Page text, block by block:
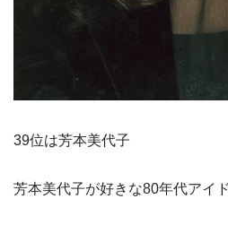
39位は芳本美代子
芳本美代子が好きな80年代アイ